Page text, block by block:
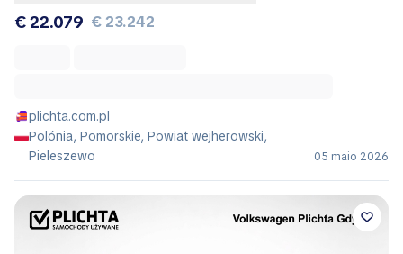
€ 22.079 € 23.242
plichta.com.pl
Polónia, Pomorskie, Powiat wejherowski,
Pieleszewo
05 maio 2026